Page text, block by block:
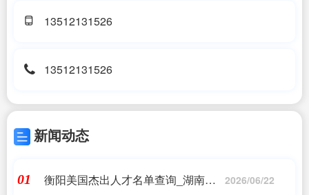
13512131526
13512131526
新闻动态
01
衡阳美国杰出人才名单查询_湖南环
2026/06/22